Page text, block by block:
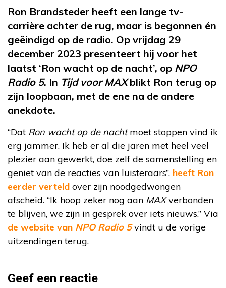
Ron Brandsteder heeft een lange tv-
carrière achter de rug, maar is begonnen én
geëindigd op de radio. Op vrijdag 29
december 2023 presenteert hij voor het
laatst ‘Ron wacht op de nacht’, op NPO
Radio 5. In Tijd voor MAXblikt Ron terug op
zijn loopbaan, met de ene na de andere
anekdote.
“Dat Ron wacht op de nachtmoet stoppen vind ik
erg jammer. Ik heb er al die jaren met heel veel
plezier aan gewerkt, doe zelf de samenstelling en
geniet van de reacties van luisteraars”, heeft Ron
eerder verteld over zijn noodgedwongen
afscheid. “Ik hoop zeker nog aan MAXverbonden
te blijven, we zijn in gesprek over iets nieuws.” Via
de website van NPO Radio 5vindt u de vorige
uitzendingen terug.
Geef een reactie